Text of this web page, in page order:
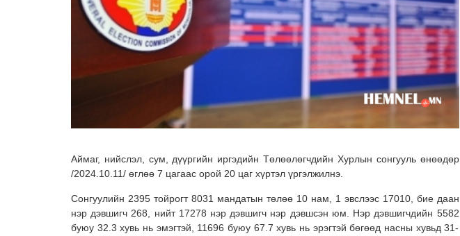
Аймаг, нийслэл, сум, дүүргийн иргэдийн Төлөөлөгчдийн Хурлын сонгууль өнөөдөр
/2024.10.11/ өглөө 7 цагаас орой 20 цаг хүртэл үргэлжилнэ.
Сонгуулийн 2395 тойрогт 8031 мандатын төлөө 10 нам, 1 эвслээс 17010, бие даан
нэр дэвшигч 268, нийт 17278 нэр дэвшигч нэр дэвшсэн юм. Нэр дэвшигчдийн 5582
буюу 32.3 хувь нь эмэгтэй, 11696 буюу 67.7 хувь нь эрэгтэй бөгөөд насны хувьд 31-